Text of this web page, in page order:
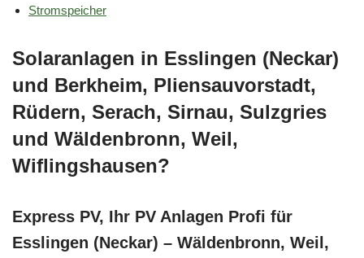
Stromspeicher
Solaranlagen in Esslingen (Neckar)
und Berkheim, Pliensauvorstadt,
Rüdern, Serach, Sirnau, Sulzgries
und Wäldenbronn, Weil,
Wiflingshausen?
Express PV, Ihr PV Anlagen Profi für
Esslingen (Neckar) – Wäldenbronn, Weil,